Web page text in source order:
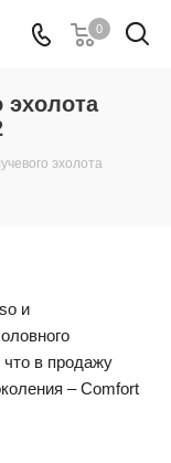
0
эхолота
эхолота
и
в продажу
– Comfort